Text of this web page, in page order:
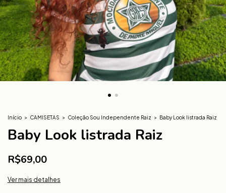
Início > CAMISETAS > Coleção Sou Independente Raiz > Baby Look listrada Raiz
Baby Look listrada Raiz
R$69,00
Ver mais detalhes